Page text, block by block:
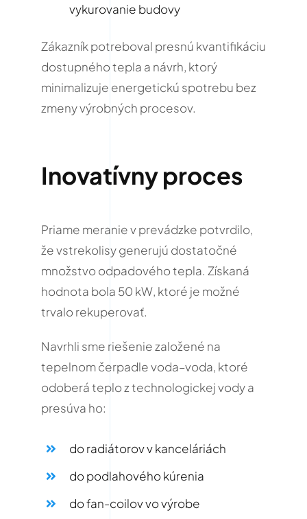
vykurovanie budovy
Zákazník potreboval presnú kvantifikáciu
dostupného tepla a návrh, ktorý
minimalizuje energetickú spotrebu bez
zmeny výrobných procesov.
Inovatívny proces
Priame meranie v prevádzke potvrdilo,
že vstrekolisy generujú dostatočné
množstvo odpadového tepla. Získaná
hodnota bola 50 kW, ktoré je možné
trvalo rekuperovať.
Navrhli sme riešenie založené na
tepelnom čerpadle voda–voda, ktoré
odoberá teplo z technologickej vody a
presúva ho:
do radiátorov v kanceláriách
do podlahového kúrenia
do fan-coilov vo výrobe